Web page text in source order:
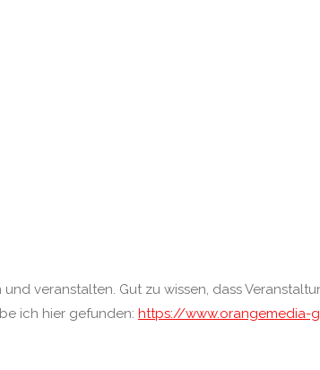
veranstalten. Gut zu wissen, dass
ich hier gefunden: https://www.orangemedia-